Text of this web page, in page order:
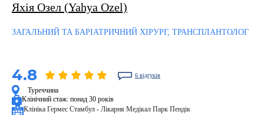
Яхiя Озел (Yahya Ozel)
ЗАГАЛЬНИЙ ТА БАРІАТРИЧНИЙ ХІРУРГ, ТРАНСПЛАНТОЛОГ
4.8 6 відгуків
Туреччина
Клінічний стаж: понад 30 років
Клініка Гермес Стамбул - Лікарня Медікал Парк Пендік